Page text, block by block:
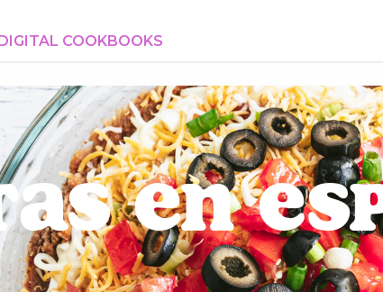
COOKBOOKS
en